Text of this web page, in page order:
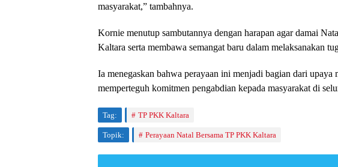
masyarakat,” tambahnya.
Kornie menutup sambutannya dengan harapan agar damai
Kaltara serta membawa semangat baru dalam melaksanakan
Ia menegaskan bahwa perayaan ini menjadi bagian dari upaya
memperteguh komitmen pengabdian kepada masyarakat di
Tag: TP PKK Kaltara
Topik: Perayaan Natal Bersama TP PKK Kaltara